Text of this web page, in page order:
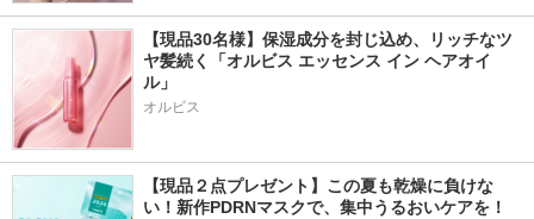
【現品30名様】保湿成分を封じ込め、リッチなツ
ヤ髪続く「オルビス エッセンス イン ヘアオイ
ル」
オルビス
【現品２点プレゼント】この夏も乾燥に負けな
い！新作PDRNマスクで、集中うるおいケアを！